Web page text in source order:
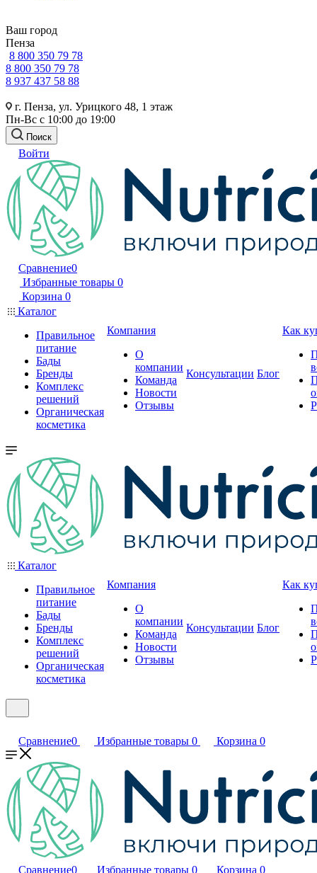
Ваш город
Пенза
8 800 350 79 78
8 800 350 79 78
8 937 437 58 88
г. Пенза, ул. Урицкого 48, 1 этаж
Пн-Вс с 10:00 до 19:00
Поиск
Войти
Сравнение0
Избранные товары 0
Корзина 0
Каталог
Правильное
питание
Бады
Бренды
Комплекс
решений
Органическая
косметика
Компания
О
компании
Команда
Новости
Отзывы
Консультации Блог
Как
Каталог
Правильное
питание
Бады
Бренды
Комплекс
решений
Органическая
косметика
Компания
О
компании
Команда
Новости
Отзывы
Консультации Блог
Как
Сравнение0 Избранные товары 0 Корзина 0
Сравнение0 Избранные товары 0 Корзина 0